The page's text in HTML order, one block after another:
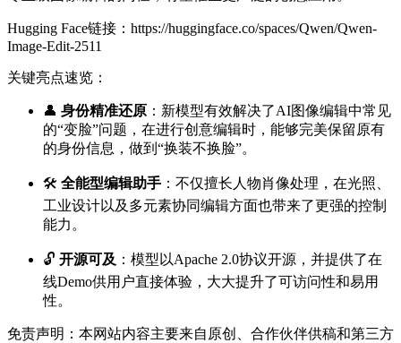
Hugging Face链接：https://huggingface.co/spaces/Qwen/Qwen-
Image-Edit-2511
关键亮点速览：
👤 身份精准还原 ：新模型有效解决了AI图像编辑中常见
的“变脸”问题，在进行创意编辑时，能够完美保留原有
的身份信息，做到“换装不换脸”。
🛠️ 全能型编辑助手 ：不仅擅长人物肖像处理，在光照、
工业设计以及多元素协同编辑方面也带来了更强的控制
能力。
🔓 开源可及 ：模型以Apache 2.0协议开源，并提供了在
线Demo供用户直接体验，大大提升了可访问性和易用
性。
免责声明：本网站内容主要来自原创、合作伙伴供稿和第三方